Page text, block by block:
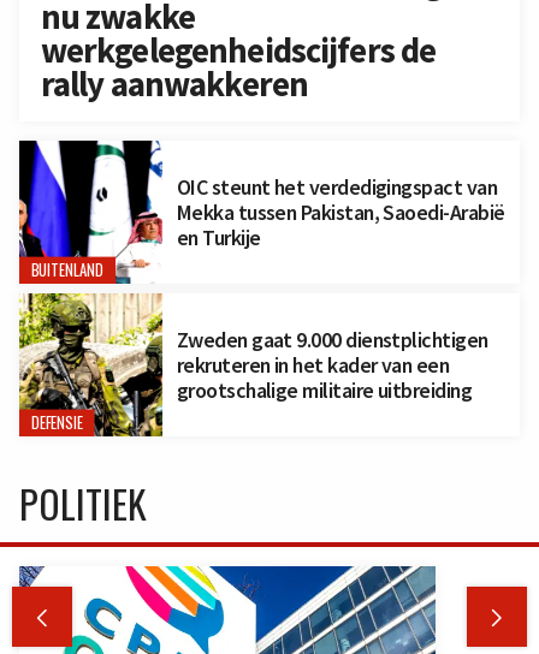
nu zwakke
werkgelegenheidscijfers de
rally aanwakkeren
BUITENLAND
OIC steunt het verdedigingspact van
Mekka tussen Pakistan, Saoedi-Arabië
en Turkije
DEFENSIE
Zweden gaat 9.000 dienstplichtigen
rekruteren in het kader van een
grootschalige militaire uitbreiding
POLITIEK
 